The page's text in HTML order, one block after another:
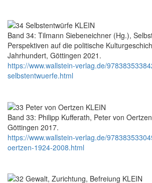
Band 34: Tilmann Siebeneichner (Hg.),
Perspektiven auf die politische
Jahrhundert, Göttingen 2021.
https://www.wallstein-verlag.de/
selbstentwuerfe.html
Band 33: Philipp Kufferath, Peter von
Göttingen 2017.
https://www.wallstein-verlag.de/
oertzen-1924-2008.html